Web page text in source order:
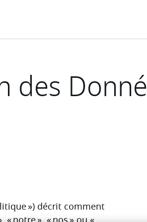
des
») décrit comment